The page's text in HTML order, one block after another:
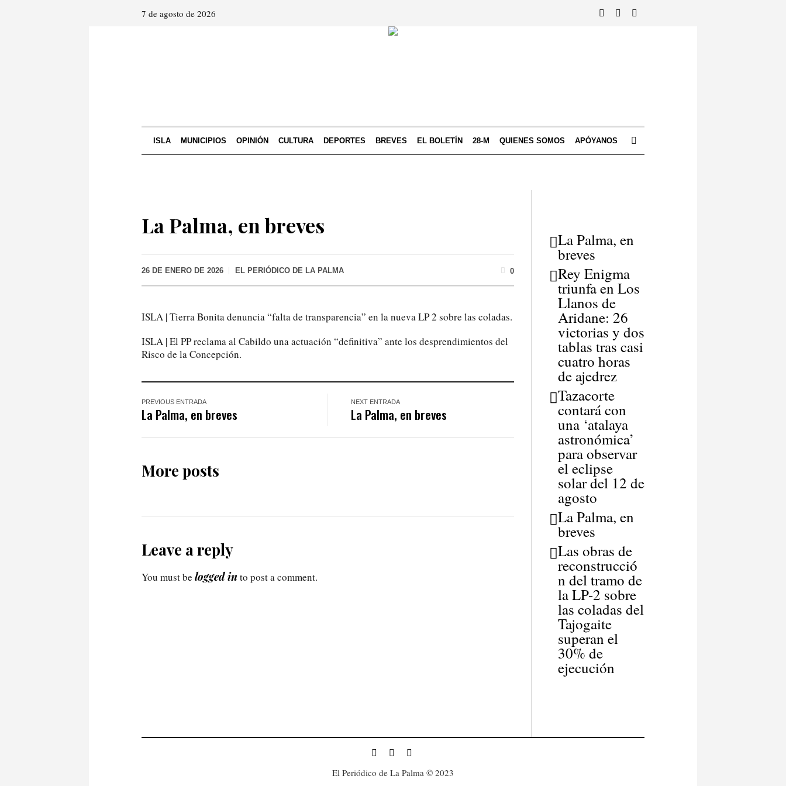
7 de agosto de 2026
ISLA MUNICIPIOS OPINIÓN CULTURA DEPORTES BREVES EL BOLETÍN 28-M QUIENES SOMOS APÓYANOS
La Palma, en breves
26 DE ENERO DE 2026 EL PERIÓDICO DE LA PALMA 0
ISLA | Tierra Bonita denuncia “falta de transparencia” en la nueva LP 2 sobre las coladas.
ISLA | El PP reclama al Cabildo una actuación “definitiva” ante los desprendimientos del
Risco de la Concepción.
PREVIOUS ENTRADA
La Palma, en breves
NEXT ENTRADA
La Palma, en breves
More posts
Leave a reply
You must be logged in to post a comment.
La Palma, en
breves
Rey Enigma
triunfa en Los
Llanos de
Aridane: 26
victorias y dos
tablas tras casi
cuatro horas
de ajedrez
Tazacorte
contará con
una ‘atalaya
astronómica’
para observar
el eclipse
solar del 12 de
agosto
La Palma, en
breves
Las obras de
reconstrucció
n del tramo de
la LP-2 sobre
las coladas del
Tajogaite
superan el
30% de
ejecución
El Periódico de La Palma © 2023